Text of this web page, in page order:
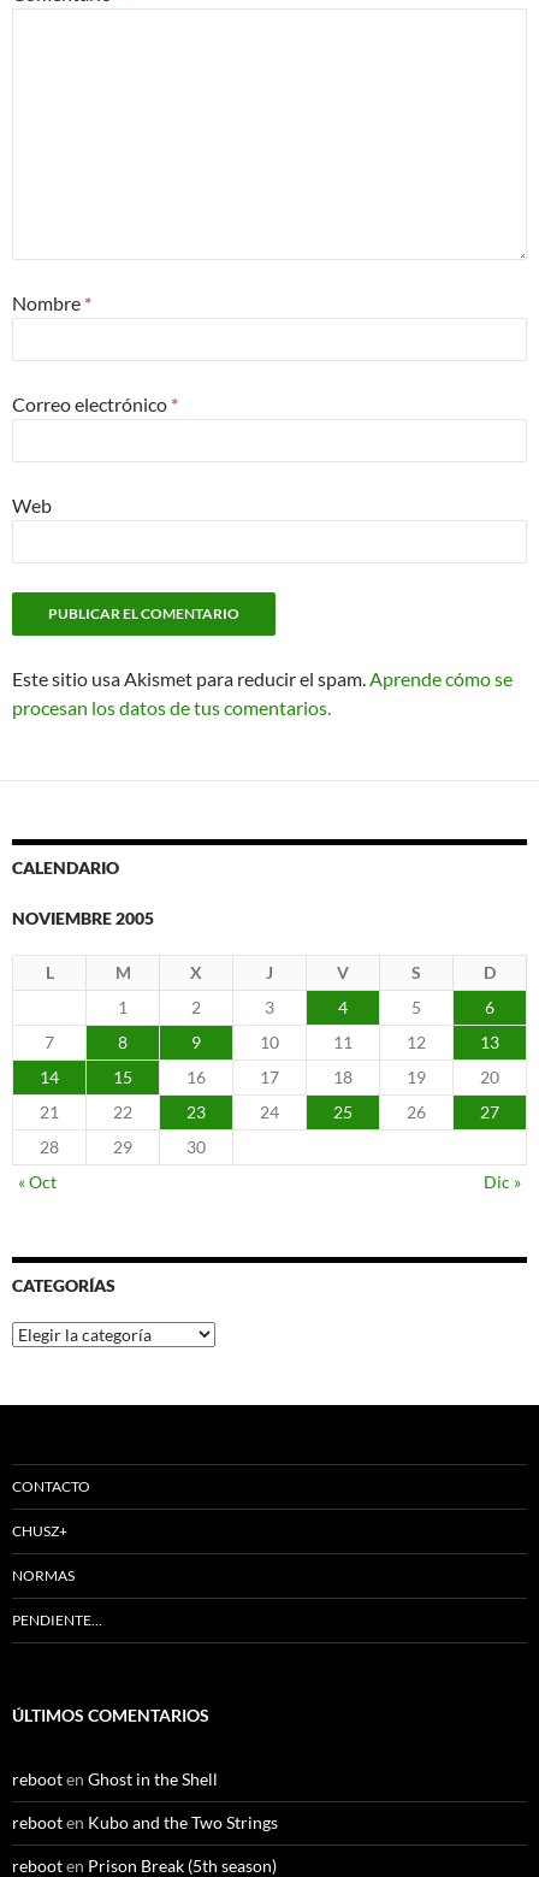
Nombre *
Correo electrónico *
Web
Este sitio usa Akismet para reducir el spam.Aprende cómo se
procesan los datos de tus comentarios.
CALENDARIO
NOVIEMBRE 2005
L M X J V S
D
1
2 3 4 5
6
7
8 9 10 11 12
13
14
15 16 17 18 19
20
21
22 23 24 25 26
27
28
29
30
« Oct
Dic »
CATEGORÍAS
Categorías
CONTACTO
CHUSZ+
NORMAS
PENDIENTE…
ÚLTIMOS COMENTARIOS
rebooten Ghost in the Shell
rebooten Kubo and the Two Strings
rebooten Prison Break (5th season)